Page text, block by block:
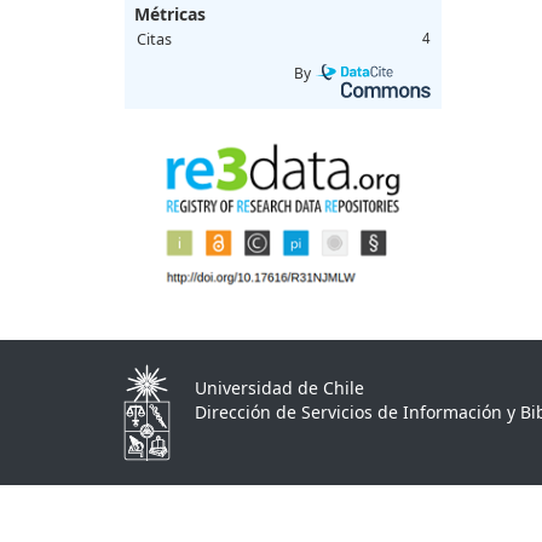
Métricas
Citas 4
By
Universidad de Chile
Dirección de Servicios de Información y